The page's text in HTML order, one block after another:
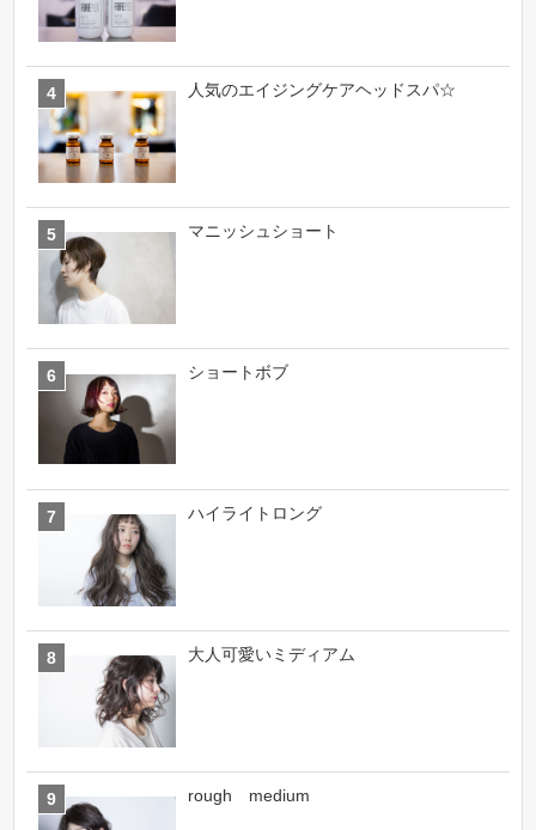
人気のエイジングケアヘッドスパ☆
マニッシュショート
ショートボブ
ハイライトロング
大人可愛いミディアム
rough medium